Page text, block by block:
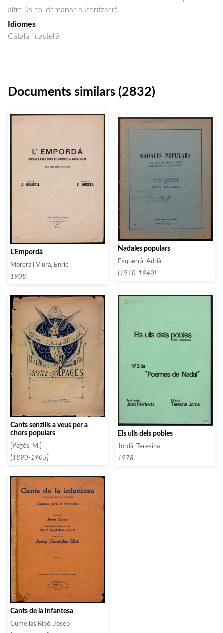
altre ús cal demanar autorització.
Idiomes
Català i castellà
Documents similars (2832)
L’Empordà
Morera i Viura, Enric
1908
Nadales populars
Esquerrà, Adrià
[1910-1940]
Cants senzills a veus per a
chors populars
[Pagès, M.]
[1890-1905]
Els ulls dels pobles
Jordà, Teresina
1978
Cants de la infantesa
Cumellas Ribó, Josep